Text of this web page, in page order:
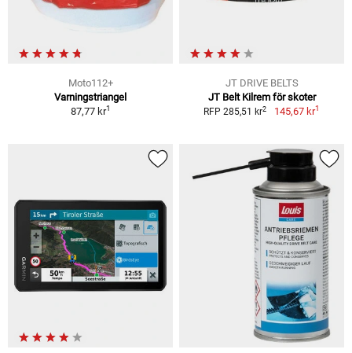
Moto112+
Varningstriangel
87,77 kr1
JT DRIVE BELTS
JT Belt Kilrem för skoter
RFP 285,51 kr2 145,67 kr1